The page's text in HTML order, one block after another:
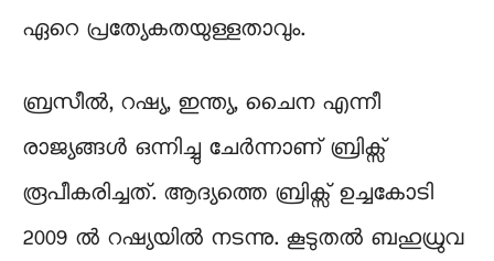
ഏറെ പ്രത്യേകതയുള്ളതാവും.
ബ്രസീൽ, റഷ്യ, ഇന്ത്യ, ചൈന എന്നീ
രാജ്യങ്ങൾ ഒന്നിച്ചു ചേർന്നാണ് ബ്രിക്സ്
രൂപീകരിച്ചത്. ആദ്യത്തെ ബ്രിക്സ് ഉച്ചകോടി
2009 ൽ റഷ്യയിൽ നടന്നു. കൂടുതൽ ബഹുധ്രുവ